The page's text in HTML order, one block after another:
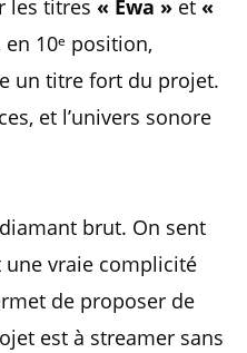
les titres « Ewa » et «
en 10ᵉ position,
un titre fort du projet.
et l’univers sonore
brut. On sent
vraie complicité
de proposer de
est à streamer sans